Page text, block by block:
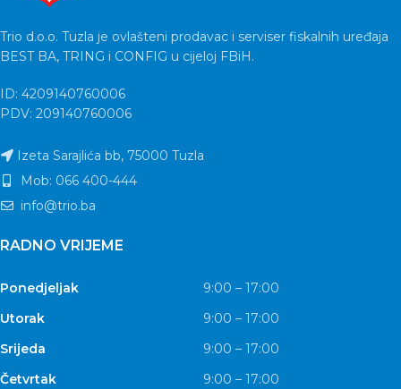
Trio d.o.o. Tuzla je ovlašteni prodavac i serviser fiskalnih uređaja
BEST BA, TRING i CONFIG u cijeloj FBiH.
ID: 4209140760006
PDV: 209140760006
Izeta Sarajlića bb, 75000 Tuzla
Mob: 066 400-444
info@trio.ba
RADNO VRIJEME
Ponedjeljak
9:00 – 17:00
Utorak
9:00 – 17:00
Srijeda
9:00 – 17:00
Četvrtak
9:00 – 17:00